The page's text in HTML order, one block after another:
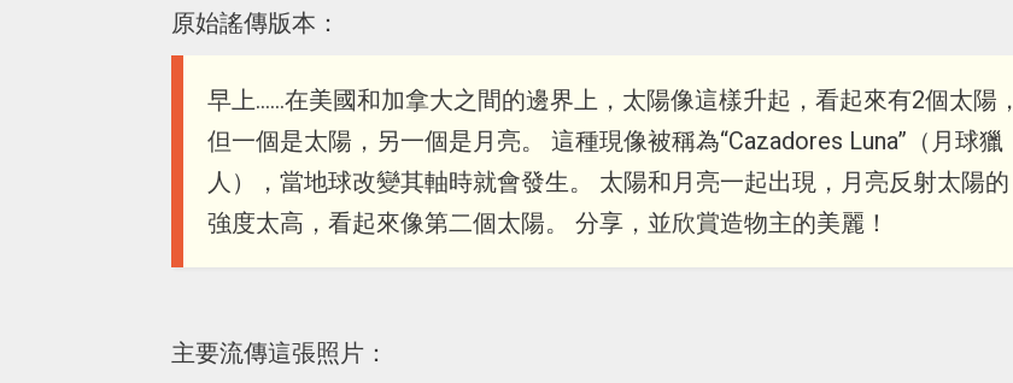
原始謠傳版本：
早上......在美國和加拿大之間的邊界上，太陽像這樣升起，看起來有2個太陽，
但一個是太陽，另一個是月亮。 這種現像被稱為“Cazadores Luna”（月球獵
人），當地球改變其軸時就會發生。 太陽和月亮一起出現，月亮反射太陽的
強度太高，看起來像第二個太陽。 分享，並欣賞造物主的美麗！
主要流傳這張照片：